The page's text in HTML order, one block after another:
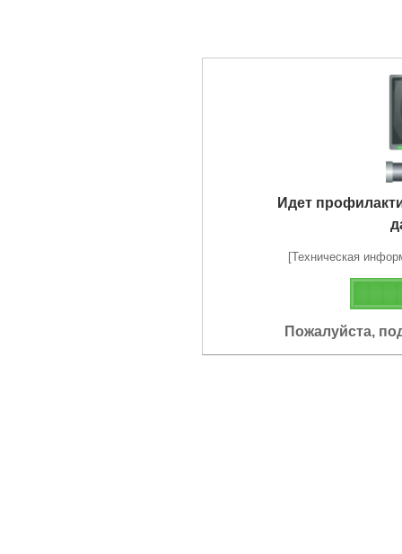
Идет
[Техническая
Пожалуйста,